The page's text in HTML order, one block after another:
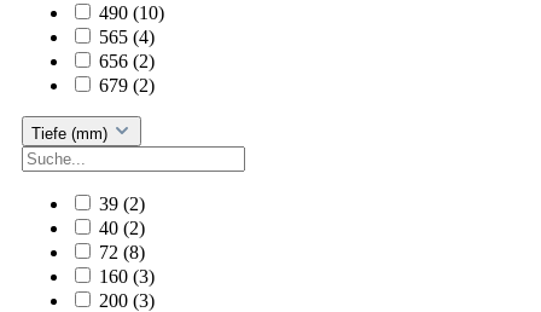
490 (10)
565 (4)
656 (2)
679 (2)
Tiefe (mm)
39 (2)
40 (2)
72 (8)
160 (3)
200 (3)